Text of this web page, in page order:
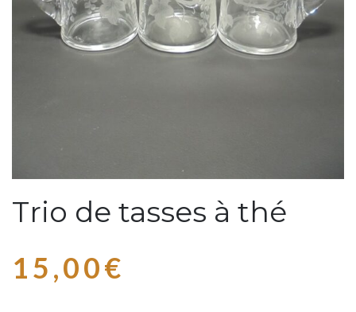
Trio de tasses à thé
15,00€